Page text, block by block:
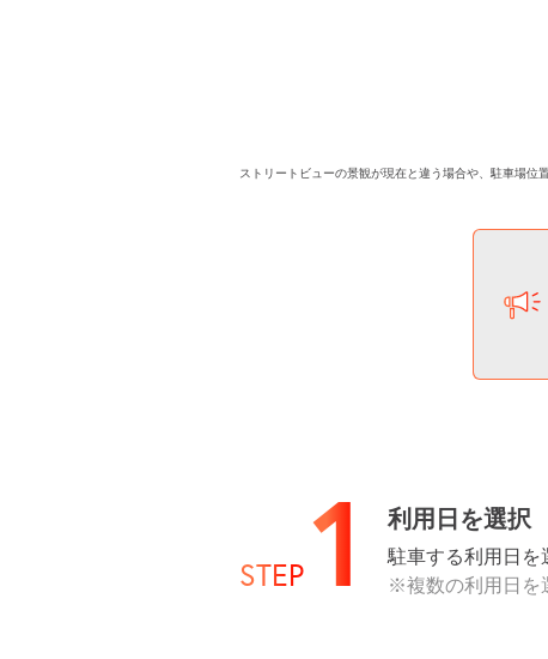
ストリートビューの景観が現在と違う場合や、駐車場位
STEP 1 利用日を選択
駐車する利用日を
※複数の利用日を